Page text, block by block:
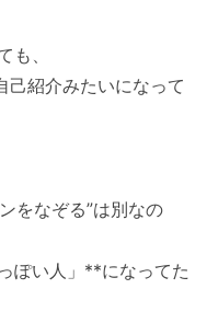
も、
己紹介みたいになって
をなぞる”は別なの
ぽい人」**になってた